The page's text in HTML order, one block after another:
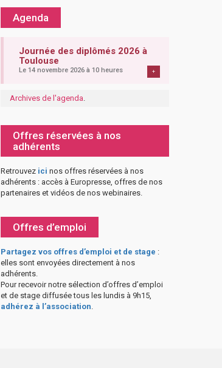
Agenda
Journée des diplômés 2026 à
Toulouse
Le 14 novembre 2026 à 10 heures +
Archives de l'agenda.
Offres réservées à nos
adhérents
Retrouvez ici nos offres réservées à nos
adhérents : accès à Europresse, offres de nos
partenaires et vidéos de nos webinaires.
Offres d’emploi
Partagez vos offres d’emploi et de stage :
elles sont envoyées directement à nos
adhérents.
Pour recevoir notre sélection d’offres d’emploi
et de stage diffusée tous les lundis à 9h15,
adhérez à l’association.